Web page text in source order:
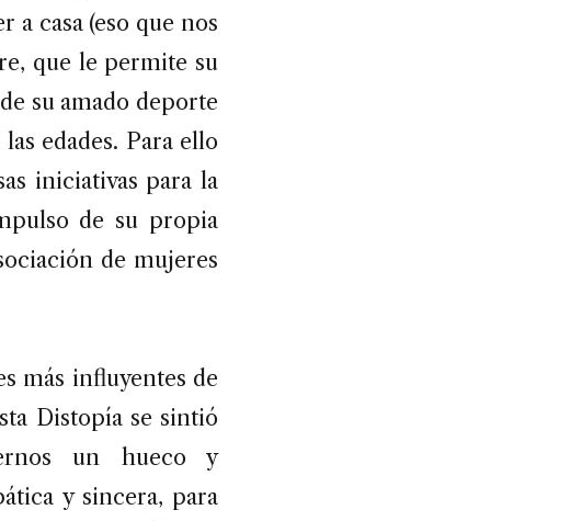
a casa (eso que nos
que le permite su
su amado deporte
edades. Para ello
iniciativas para la
de su propia
de mujeres
más influyentes de
Distopía se sintió
un hueco y
y sincera, para